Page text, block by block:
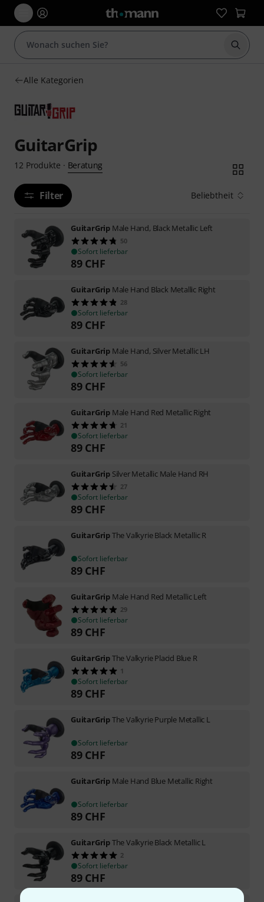
Suche
Alle Kategorien
GuitarGrip
12 Produkte · Beratung
Filter Beliebtheit
GuitarGrip Male Hand, Black Metallic Left
50
Sofort lieferbar
89 CHF
GuitarGrip Male Hand Black Metallic Right
28
Sofort lieferbar
89 CHF
GuitarGrip Male Hand, Silver Metallic LH
56
Sofort lieferbar
89 CHF
GuitarGrip Male Hand Red Metallic Right
21
Sofort lieferbar
89 CHF
GuitarGrip Silver Metallic Male Hand RH
27
Sofort lieferbar
89 CHF
GuitarGripThe Valkyrie Black Metallic R
Sofort lieferbar
89 CHF
GuitarGrip Male Hand Red Metallic Left
29
Sofort lieferbar
89 CHF
GuitarGripThe Valkyrie Placid Blue R
1
Sofort lieferbar
89 CHF
GuitarGripThe Valkyrie Purple Metallic L
Sofort lieferbar
89 CHF
GuitarGrip Male Hand Blue Metallic Right
Sofort lieferbar
89 CHF
GuitarGripThe Valkyrie Black Metallic L
2
Sofort lieferbar
89 CHF